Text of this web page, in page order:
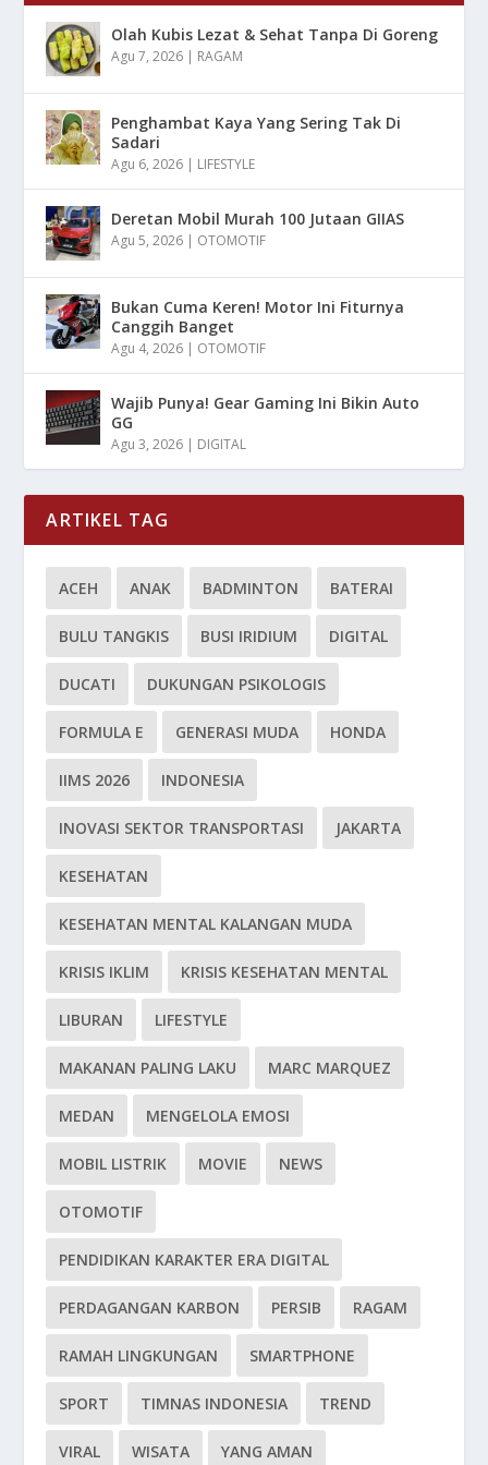
Olah Kubis Lezat & Sehat Tanpa Di Goreng
Agu 7, 2026 | RAGAM
Penghambat Kaya Yang Sering Tak Di
Sadari
Agu 6, 2026 | LIFESTYLE
Deretan Mobil Murah 100 Jutaan GIIAS
Agu 5, 2026 | OTOMOTIF
Bukan Cuma Keren! Motor Ini Fiturnya
Canggih Banget
Agu 4, 2026 | OTOMOTIF
Wajib Punya! Gear Gaming Ini Bikin Auto
GG
Agu 3, 2026 | DIGITAL
ARTIKEL TAG
ACEH ANAK BADMINTON BATERAI
BULU TANGKIS BUSI IRIDIUM DIGITAL
DUCATI DUKUNGAN PSIKOLOGIS
FORMULA E GENERASI MUDA HONDA
IIMS 2026 INDONESIA
INOVASI SEKTOR TRANSPORTASI JAKARTA
KESEHATAN
KESEHATAN MENTAL KALANGAN MUDA
KRISIS IKLIM KRISIS KESEHATAN MENTAL
LIBURAN LIFESTYLE
MAKANAN PALING LAKU MARC MARQUEZ
MEDAN MENGELOLA EMOSI
MOBIL LISTRIK MOVIE NEWS
OTOMOTIF
PENDIDIKAN KARAKTER ERA DIGITAL
PERDAGANGAN KARBON PERSIB RAGAM
RAMAH LINGKUNGAN SMARTPHONE
SPORT TIMNAS INDONESIA TREND
VIRAL WISATA YANG AMAN